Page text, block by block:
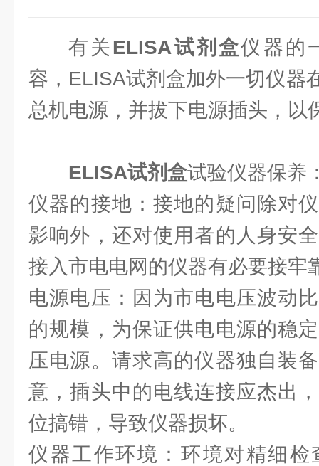
有关ELISA试剂盒仪器的
容，ELISA试剂盒加外一切仪器
总机电源，并拔下电源插头，以
ELISA试剂盒试验仪器保养
仪器的接地：接地的疑问除对
影响外，还对使用者的人身安
接入市电电网的仪器有必要接牢
电源电压：因为市电电压波动
的规模，为保证供电电源的稳
压电源。请求高的仪器独自装
意，插头中的电线连接应杰出
位搞错，导致仪器损坏。
仪器工作环境：环境对精细检